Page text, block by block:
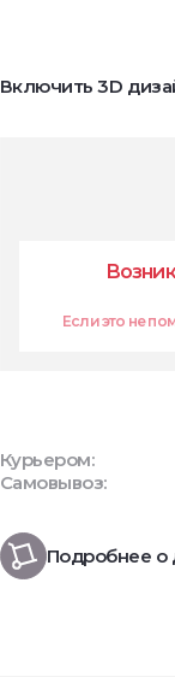
Включить 3D
Если это не
Курьером:
Самовывоз:
Подробнее о